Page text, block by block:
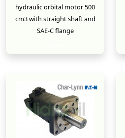
hydraulic orbital motor 500
cm3 with straight shaft and
SAE-C flange